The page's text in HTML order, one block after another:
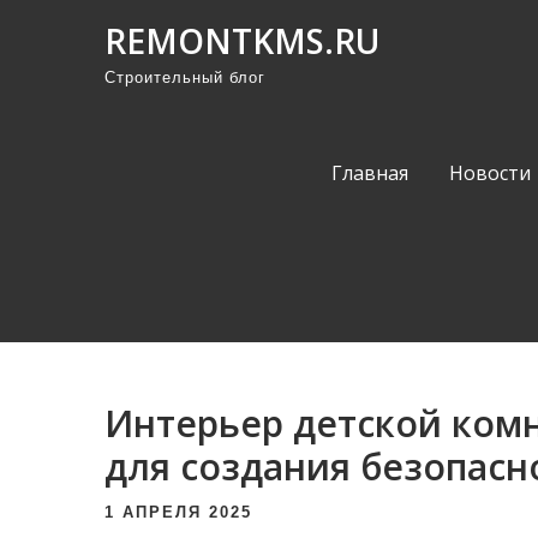
REMONTKMS.RU
Строительный блог
Главная Новости
Интерьер детской
для создания
1 АПРЕЛЯ 2025